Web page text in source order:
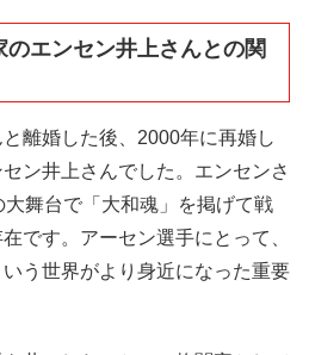
エンセン井上さんとの関
離婚した後、2000年に再婚し
ン井上さんでした。エンセンさ
舞台で「大和魂」を掲げて戦
です。アーセン選手にとって、
う世界がより身近になった重要